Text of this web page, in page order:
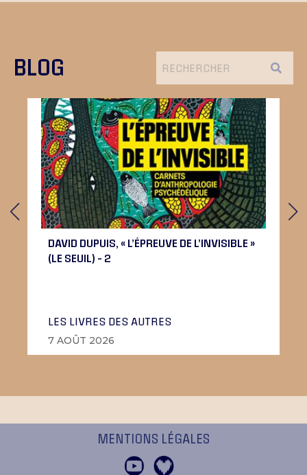
BLOG
DAVID DUPUIS, « L’ÉPREUVE DE L’INVISIBLE »
(LE SEUIL) – 2
LES LIVRES DES AUTRES
7 AOÛT 2026
MENTIONS LÉGALES